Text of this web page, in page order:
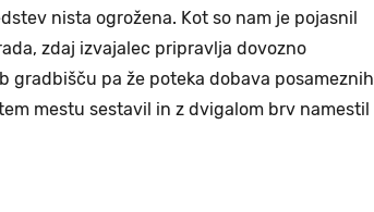
nista ogrožena. Kot so nam je pojasnil
zdaj izvajalec pripravlja dovozno
gradbišču pa že poteka dobava posameznih
mestu sestavil in z dvigalom brv namestil